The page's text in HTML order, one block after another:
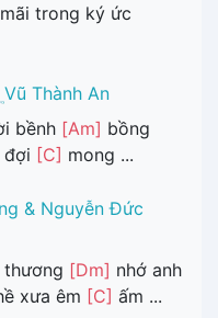
mãi trong ký ức
Vũ Thành An
bềnh [Am] bồng
đợi [C] mong ...
& Nguyễn Đức
[Dm] nhớ anh
xưa êm [C] ấm ...